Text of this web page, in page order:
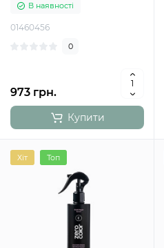
В наявності
01460456
0
973 грн.
Купити
Хіт Топ